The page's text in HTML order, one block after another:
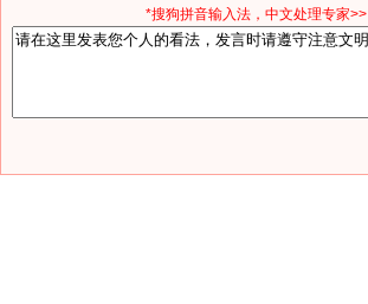
*搜狗拼音输入法，中文处理专家>>